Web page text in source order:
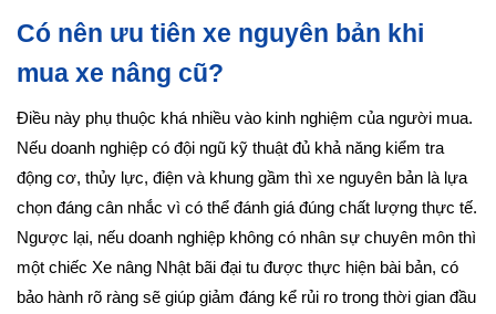
Có nên ưu tiên xe nguyên bản khi
mua xe nâng cũ?
Điều này phụ thuộc khá nhiều vào kinh nghiệm của người mua.
Nếu doanh nghiệp có đội ngũ kỹ thuật đủ khả năng kiểm tra
động cơ, thủy lực, điện và khung gầm thì xe nguyên bản là lựa
chọn đáng cân nhắc vì có thể đánh giá đúng chất lượng thực tế.
Ngược lại, nếu doanh nghiệp không có nhân sự chuyên môn thì
một chiếc Xe nâng Nhật bãi đại tu được thực hiện bài bản, có
bảo hành rõ ràng sẽ giúp giảm đáng kể rủi ro trong thời gian đầu